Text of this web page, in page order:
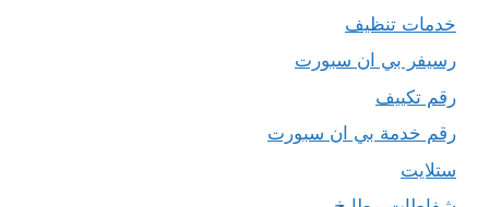
خدمات تنظيف
رسيفر بي ان سبورت
رقم تكييف
رقم خدمة بي ان سبورت
ستلايت